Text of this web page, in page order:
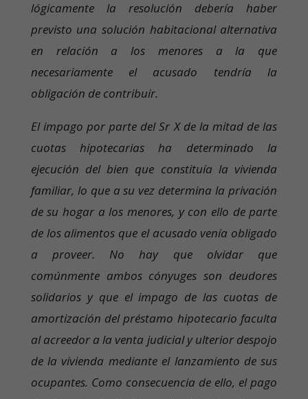
lógicamente la resolución debería haber
previsto una solución habitacional alternativa
en relación a los menores a la que
necesariamente el acusado tendría la
obligación de contribuir.
El impago por parte del Sr X de la mitad de las
cuotas hipotecarias ha determinado la
ejecución del bien que constituía la vivienda
familiar, lo que a su vez determina la privación
de su hogar a los menores, y con ello de parte
de los alimentos que el acusado venía obligado
a proveer. No hay que olvidar que
comúnmente ambos cónyuges son deudores
solidarios y que el impago de las cuotas de
amortización del préstamo hipotecario faculta
al acreedor a la venta judicial y ulterior despojo
de la vivienda mediante el lanzamiento de sus
ocupantes. Como consecuencia de ello, el pago